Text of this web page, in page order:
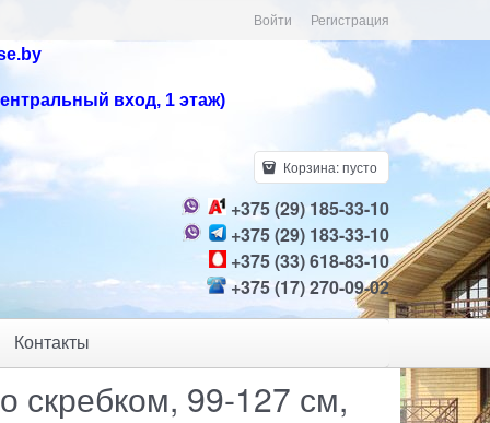
Войти
Регистрация
вход, 1 этаж)
Корзина:пусто
+375 (29) 185-33-10
+375 (29) 183-33-10
+375 (33) 618-83-10
+375 (17) 270-09-02
Контакты
скребком, 99-127 см,